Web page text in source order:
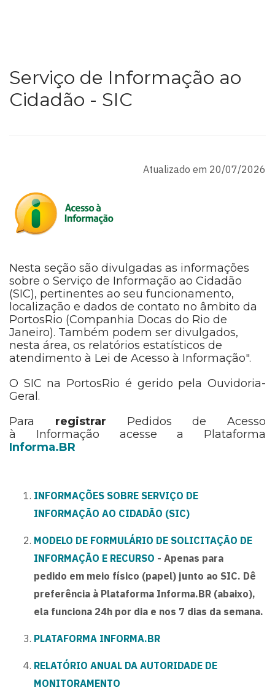
Serviço de Informação ao
Cidadão - SIC
Atualizado em 20/07/2026
Nesta seção são divulgadas as informações
sobre o Serviço de Informação ao Cidadão
(SIC), pertinentes ao seu funcionamento,
localização e dados de contato no âmbito da
PortosRio (Companhia Docas do Rio de
Janeiro). Também podem ser divulgados,
nesta área, os relatórios estatísticos de
atendimento à Lei de Acesso à Informação".
O SIC na PortosRio é gerido pela Ouvidoria-
Geral.
Para registrar Pedidos de Acesso
à Informação acesse a Plataforma
Informa.BR
INFORMAÇÕES SOBRE SERVIÇO DE
INFORMAÇÃO AO CIDADÃO (SIC)
MODELO DE FORMULÁRIO DE SOLICITAÇÃO DE
INFORMAÇÃO E RECURSO - Apenas para
pedido em meio físico (papel) junto ao SIC. Dê
preferência à Plataforma Informa.BR (abaixo),
ela funciona 24h por dia e nos 7 dias da semana.
PLATAFORMA INFORMA.BR
RELATÓRIO ANUAL DA AUTORIDADE DE
MONITORAMENTO